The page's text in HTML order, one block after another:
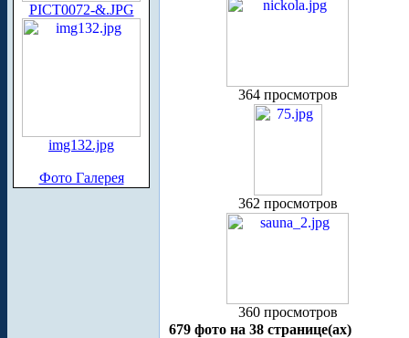
PICT0072-&.JPG
img132.jpg
Фото Галерея
364 просмотров
362 просмотров
360 просмотров
679 фото на 38 странице(ах)